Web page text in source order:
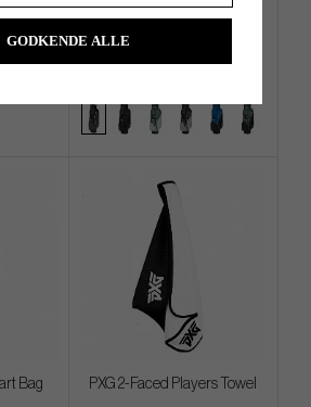
kr.2 719
Bag PXG 2-Faced Players Towel
GODKENDE ALLE